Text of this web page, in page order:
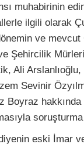
muhabirinin
ilgili olarak
ve
Şehircilik Mürleri
Ali
Sevinir
Boyraz
eski İmar